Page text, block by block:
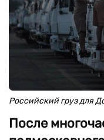
Российский груз для
После